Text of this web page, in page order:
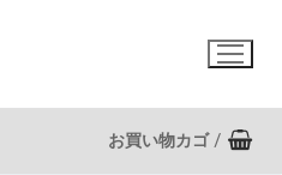
お買い物カゴ /